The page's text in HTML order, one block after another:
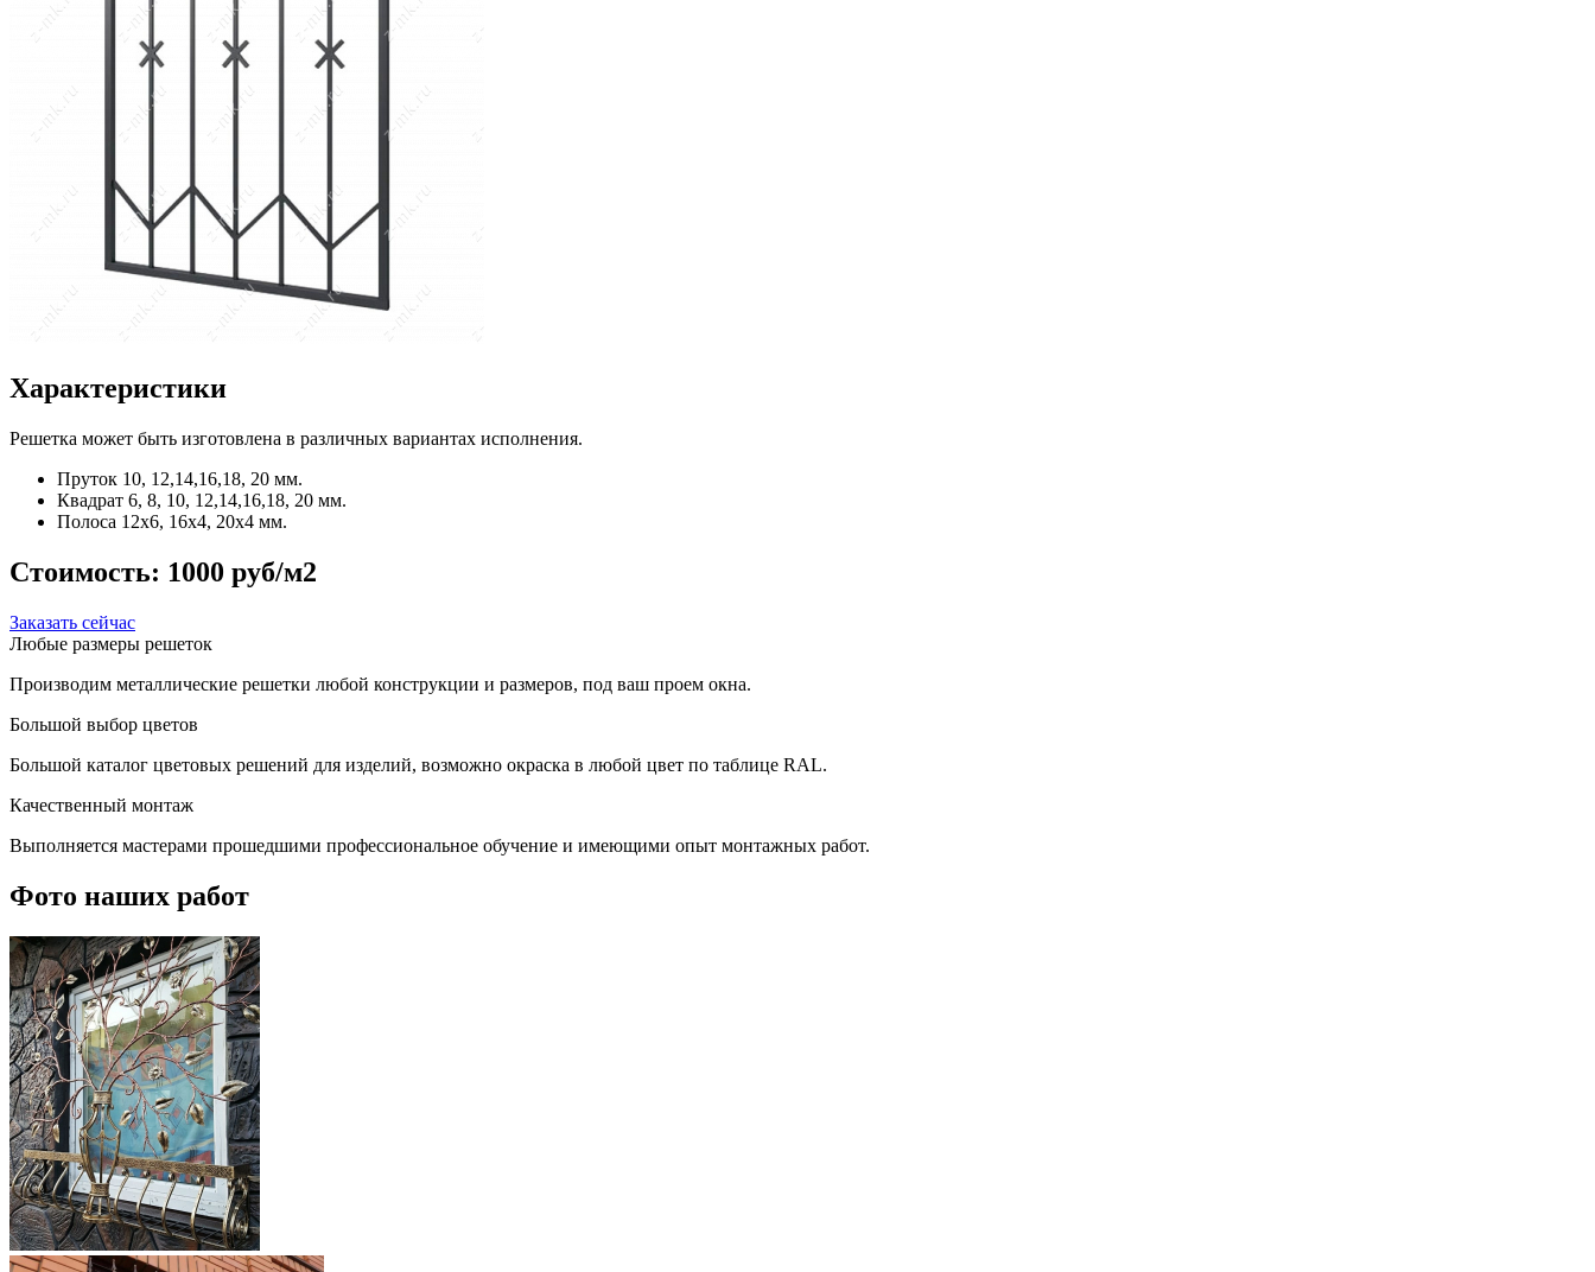
Характеристики
Решетка может быть изготовлена в различных вариантах исполнения.
Пруток 10, 12,14,16,18, 20 мм.
Квадрат 6, 8, 10, 12,14,16,18, 20 мм.
Полоса 12x6, 16x4, 20x4 мм.
Стоимость: 1000 руб/м2
Заказать сейчас
Любые размеры решеток
Производим металлические решетки любой конструкции и размеров, под ваш проем окна.
Большой выбор цветов
Большой каталог цветовых решений для изделий, возможно окраска в любой цвет по таблице RAL.
Качественный монтаж
Выполняется мастерами прошедшими профессиональное обучение и имеющими опыт монтажных работ.
Фото наших работ